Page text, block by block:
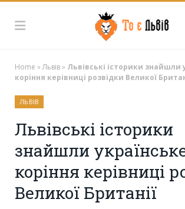
Home »Львів» Львівські історики знайшли
коріння керівниці розвідки Великої
ЛЬВІВ
Львівські історики
знайшли
коріння керівниці
Великої Британії